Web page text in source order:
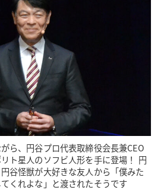
ら、円谷プロ代表取締役会長兼CEO
ト星人のソフビ人形を手に登場！ 円
谷怪獣が大好きな友人から「僕みた
くれよな」と渡されたそうです